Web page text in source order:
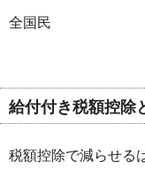
全国民
給付付き税額控除
税額控除で減らせる